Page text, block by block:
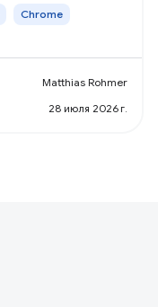
Chrome
Matthias Rohmer
28 июля 2026 г.